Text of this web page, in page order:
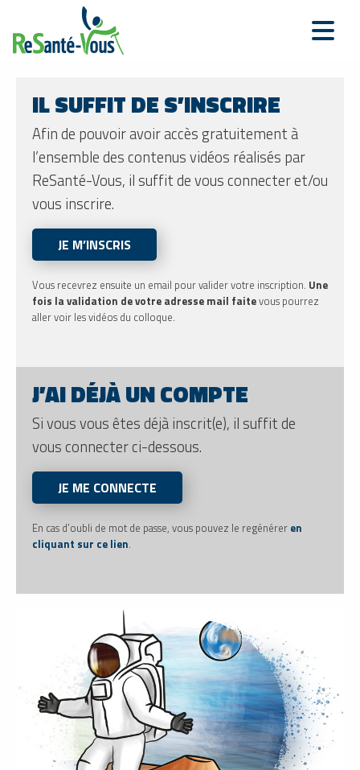
IL SUFFIT DE S’INSCRIRE
Afin de pouvoir avoir accès gratuitement à
l’ensemble des contenus vidéos réalisés par
ReSanté-Vous, il suffit de vous connecter et/ou
vous inscrire.
JE M’INSCRIS
Vous recevrez ensuite un email pour valider votre inscription. Une
fois la validation de votre adresse mail faitevous pourrez
aller voir les vidéos du colloque.
J’AI DÉJÀ UN COMPTE
Si vous vous êtes déjà inscrit(e), il suffit de
vous connecter ci-dessous.
JE ME CONNECTE
En cas d’oubli de mot de passe, vous pouvez le regénérer en
cliquant sur ce lien.